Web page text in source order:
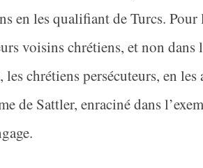
en les qualifiant de Turcs.
voisins chrétiens, et non
les chrétiens persécuteurs, en
de Sattler, enraciné dans